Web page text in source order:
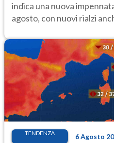
indica una nuova
agosto, con nuovi rialzi
TENDENZA 6 Agosto